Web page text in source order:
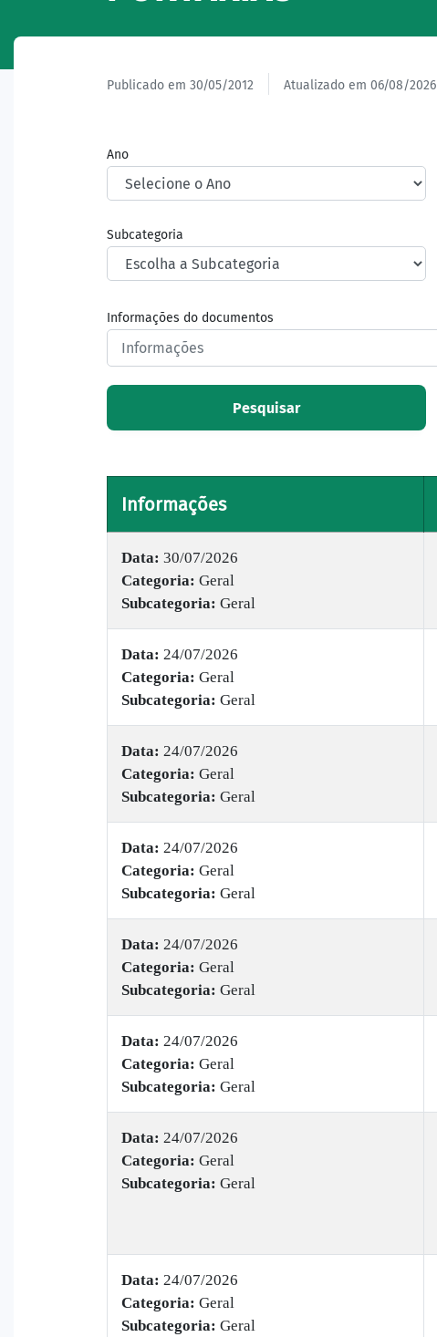
Publicado em 30/05/2012 Atualizado em 06/08/2026
Ano
Subcategoria
Informações do documentos
Pesquisar
Informações
Data: 30/07/2026
Categoria: Geral
Subcategoria: Geral
Data: 24/07/2026
Categoria: Geral
Subcategoria: Geral
Data: 24/07/2026
Categoria: Geral
Subcategoria: Geral
Data: 24/07/2026
Categoria: Geral
Subcategoria: Geral
Data: 24/07/2026
Categoria: Geral
Subcategoria: Geral
Data: 24/07/2026
Categoria: Geral
Subcategoria: Geral
Data: 24/07/2026
Categoria: Geral
Subcategoria: Geral
Data: 24/07/2026
Categoria: Geral
Subcategoria: Geral